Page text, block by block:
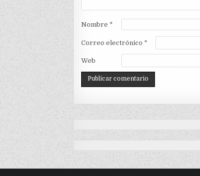
Nombre *
Correo electrónico *
Web